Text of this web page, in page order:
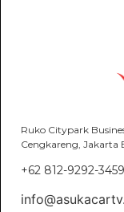
Ruko Citypark
Cengkareng, Jakarta
+62 812-9292-3459